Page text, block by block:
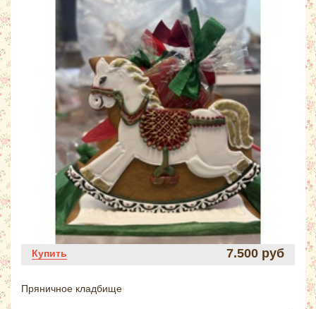
Купить 7.500 руб
Пряничное кладбище